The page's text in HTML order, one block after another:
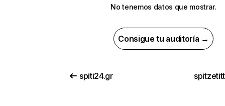
No tenemos datos que mostrar.
Consigue tu auditoría →
spiti24.gr